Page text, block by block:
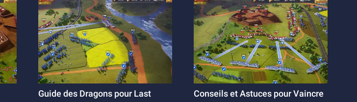
Guide des Dragons pour Last
Conseils et Astuces pour Vaincre